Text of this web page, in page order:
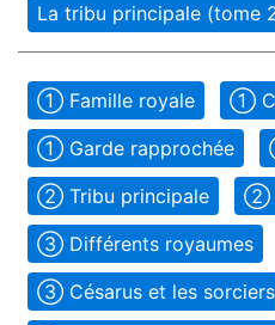
La tribu principale (tome
➀ Famille royale
➀
➀ Garde rapprochée
➁ Tribu principale
➁
➂ Différents royaumes
➂ Césarus et les sorciers